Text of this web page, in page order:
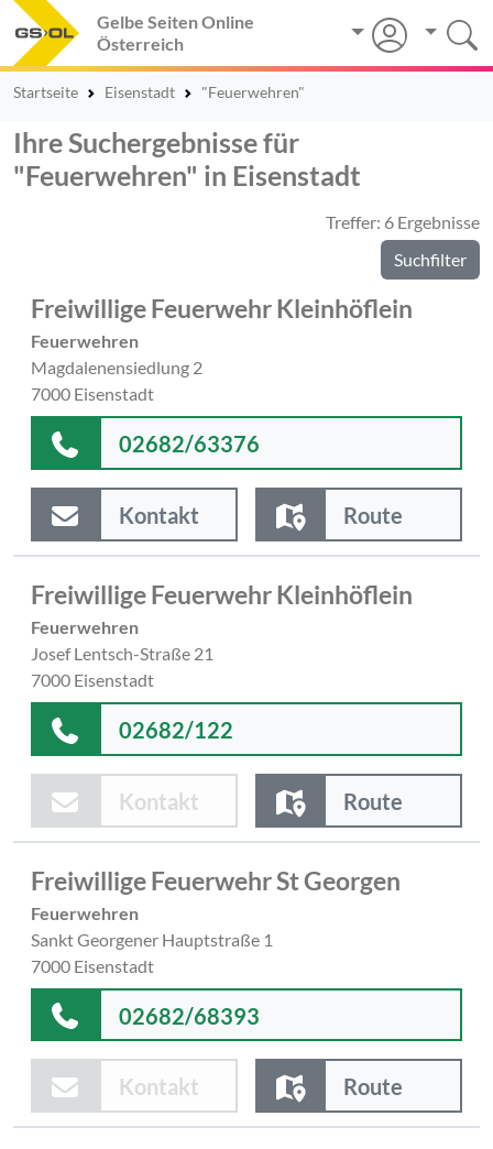
Gelbe Seiten Online
Österreich
Startseite Eisenstadt "Feuerwehren"
Ihre Suchergebnisse für
"Feuerwehren" in Eisenstadt
Treffer: 6 Ergebnisse
Suchfilter
Freiwillige Feuerwehr Kleinhöflein
Feuerwehren
Magdalenensiedlung 2
7000 Eisenstadt
02682/63376
Kontakt Route
Freiwillige Feuerwehr Kleinhöflein
Feuerwehren
Josef Lentsch-Straße 21
7000 Eisenstadt
02682/122
Kontakt Route
Freiwillige Feuerwehr St Georgen
Feuerwehren
Sankt Georgener Hauptstraße 1
7000 Eisenstadt
02682/68393
Kontakt Route